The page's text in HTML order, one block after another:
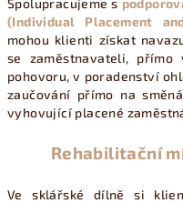
Spolupracujeme s
(Individual Placement
mohou klienti získat
se zaměstnavateli,
pohovoru, v poradenství
zaučování přímo na
vyhovující placené
Rehabilitační
Ve sklářské dílně si